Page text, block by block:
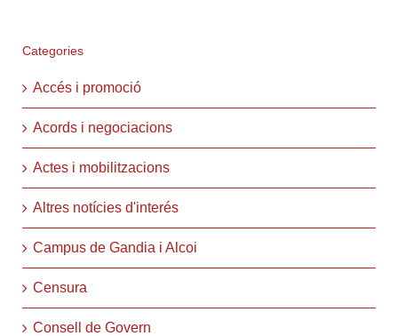
Categories
Accés i promoció
Acords i negociacions
Actes i mobilitzacions
Altres notícies d'interés
Campus de Gandia i Alcoi
Censura
Consell de Govern